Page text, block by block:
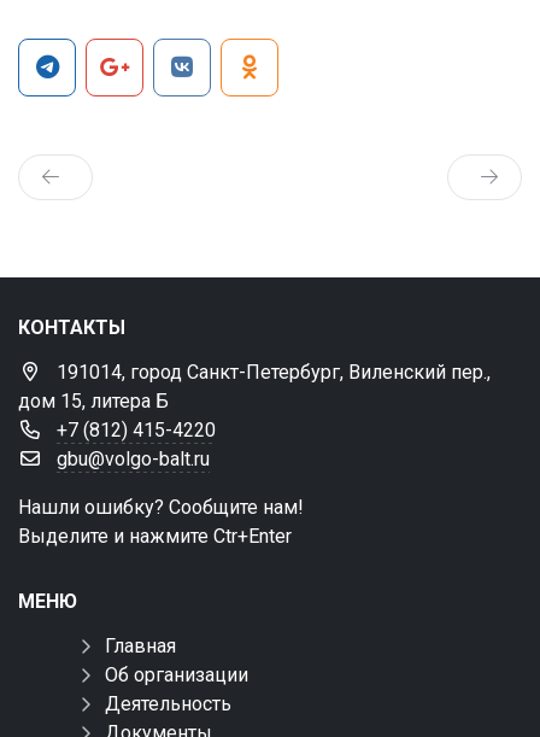
КОНТАКТЫ
191014, город Санкт-Петербург, Виленский пер.,
дом 15, литера Б
+7 (812) 415-4220
gbu@volgo-balt.ru
Нашли ошибку? Сообщите нам!
Выделите и нажмите Ctr+Enter
МЕНЮ
Главная
Об организации
Деятельность